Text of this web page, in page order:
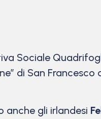
Sociale
di San Francesco
anche gli irlandesi